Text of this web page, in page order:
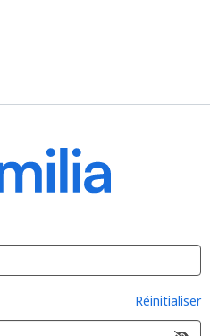
Réinitialiser